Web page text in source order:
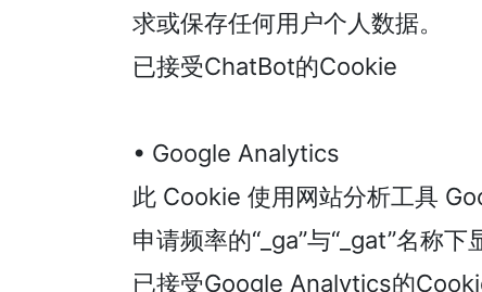
求或保存任何用户个人数据。
已接受ChatBot的Cookie
• Google Analytics
此 Cookie 使用网站分析工具
申请频率的“_ga”与“_gat”名称
已接受Google Analytics的